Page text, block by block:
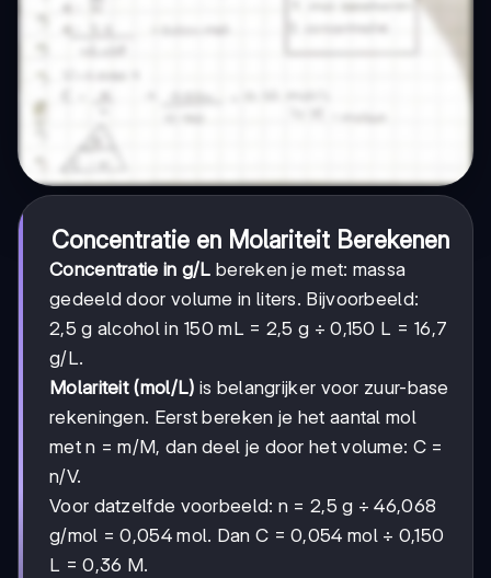
Concentratie en Molariteit Berekenen
Concentratie in g/L bereken je met: massa
gedeeld door volume in liters. Bijvoorbeeld:
2,5 g alcohol in 150 mL = 2,5 g ÷ 0,150 L = 16,7
g/L.
Molariteit (mol/L) is belangrijker voor zuur-base
rekeningen. Eerst bereken je het aantal mol
met n = m/M, dan deel je door het volume: C =
n/V.
Voor datzelfde voorbeeld: n = 2,5 g ÷ 46,068
g/mol = 0,054 mol. Dan C = 0,054 mol ÷ 0,150
L = 0,36 M.